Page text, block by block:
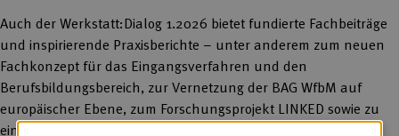
Auch der Werkstatt:Dialog 1.2026 bietet fundierte Fachbeiträge
und inspirierende Praxisberichte – unter anderem zum neuen
Fachkonzept für das Eingangsverfahren und den
Berufsbildungsbereich, zur Vernetzung der BAG WfbM auf
europäischer Ebene, zum Forschungsprojekt LINKED sowie zu
einem neuen Angebot für ältere Werkstattbeschäftigte im